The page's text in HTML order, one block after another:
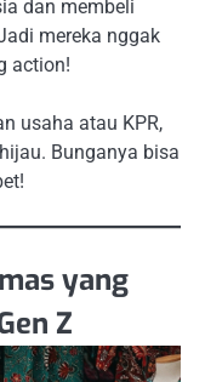
dan membeli
mereka nggak
action!
usaha atau KPR,
Bunganya bisa
yang
Z